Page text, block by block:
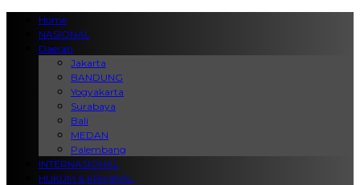
Home
NASIONAL
Daerah
Jakarta
BANDUNG
Yogyakarta
Surabaya
Bali
MEDAN
Palembang
INTERNASIONAL
HUKUM & KRIMINAL